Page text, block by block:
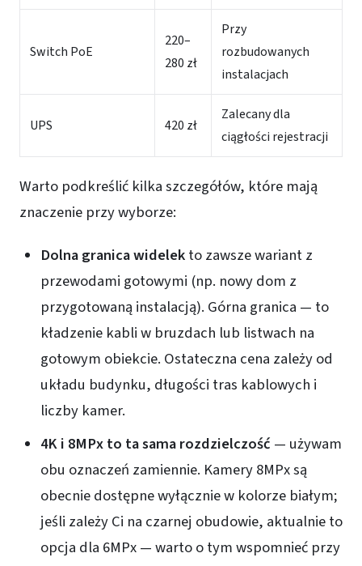
Switch PoE
220–
280 zł
Przy
rozbudowanych
instalacjach
UPS 420 zł
Zalecany dla
ciągłości rejestracji
Warto podkreślić kilka szczegółów, które mają
znaczenie przy wyborze:
Dolna granica widelekto zawsze wariant z
przewodami gotowymi (np. nowy dom z
przygotowaną instalacją). Górna granica — to
kładzenie kabli w bruzdach lub listwach na
gotowym obiekcie. Ostateczna cena zależy od
układu budynku, długości tras kablowych i
liczby kamer.
4K i 8MPx to ta sama rozdzielczość — używam
obu oznaczeń zamiennie. Kamery 8MPx są
obecnie dostępne wyłącznie w kolorze białym;
jeśli zależy Ci na czarnej obudowie, aktualnie to
opcja dla 6MPx — warto o tym wspomnieć przy